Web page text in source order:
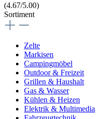
(4.67/5.00)
Sortiment
Zelte
Markisen
Campingmöbel
Outdoor & Freizeit
Grillen & Haushalt
Gas & Wasser
Kühlen & Heizen
Elektrik & Multimedia